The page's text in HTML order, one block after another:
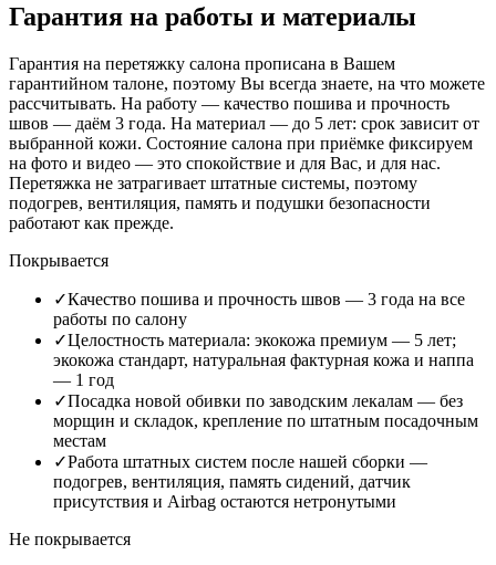
Гарантия на работы и материалы
Гарантия на перетяжку салона прописана в Вашем
гарантийном талоне, поэтому Вы всегда знаете, на что можете
рассчитывать. На работу — качество пошива и прочность
швов — даём 3 года. На материал — до 5 лет: срок зависит от
выбранной кожи. Состояние салона при приёмке фиксируем
на фото и видео — это спокойствие и для Вас, и для нас.
Перетяжка не затрагивает штатные системы, поэтому
подогрев, вентиляция, память и подушки безопасности
работают как прежде.
Покрывается
✓Качество пошива и прочность швов — 3 года на все
работы по салону
✓Целостность материала: экокожа премиум — 5 лет;
экокожа стандарт, натуральная фактурная кожа и наппа
— 1 год
✓Посадка новой обивки по заводским лекалам — без
морщин и складок, крепление по штатным посадочным
местам
✓Работа штатных систем после нашей сборки —
подогрев, вентиляция, память сидений, датчик
присутствия и Airbag остаются нетронутыми
Не покрывается